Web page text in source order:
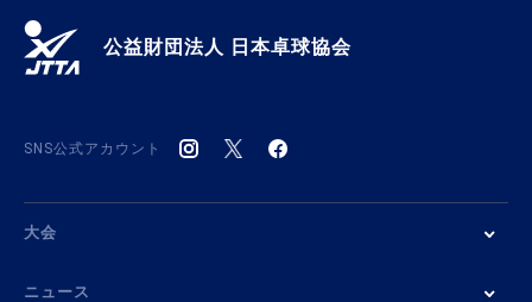
公益財団法人 日本卓球協会
SNS公式アカウント
大会
ニュース